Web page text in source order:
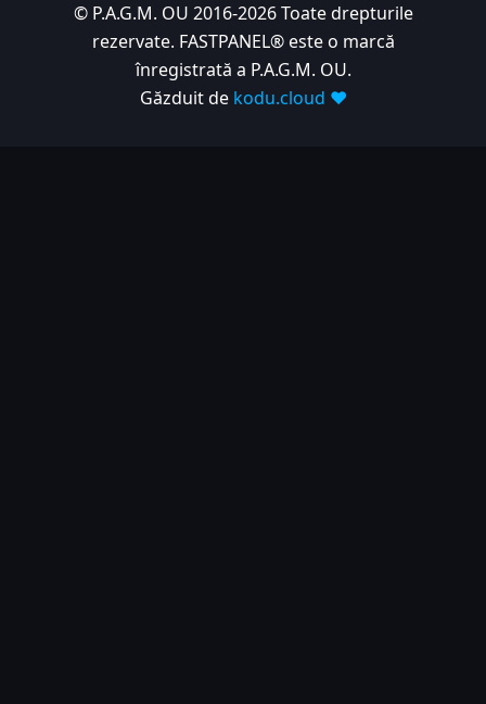
© P.A.G.M. OU 2016-2026 Toate drepturile
rezervate. FASTPANEL® este o marcă
înregistrată a P.A.G.M. OU.
Găzduit de kodu.cloud ❤️